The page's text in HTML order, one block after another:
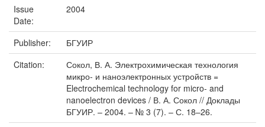
Issue
Date:
2004
Publisher:
БГУИР
Citation:
Сокол, В. А. Электрохимическая технология
микро- и наноэлектронных устройств =
Electrochemical technology for micro- and
nanoelectron devices / В. А. Сокол // Доклады
БГУИР. – 2004. – № 3 (7). – С. 18–26.